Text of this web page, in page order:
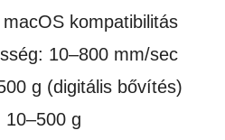
kompatibilitás
10–800 mm/sec
g (digitális bővítés)
10–500 g